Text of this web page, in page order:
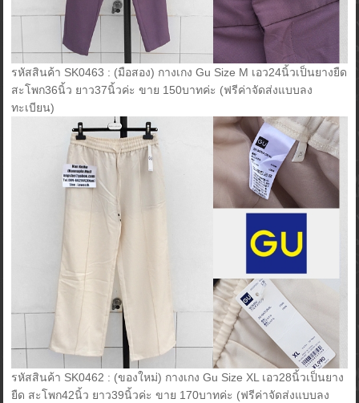
รหัสสินค้า SK0463 : (มือสอง) กางเกง Gu Size M เอว24นิ้วเป็นยางยืด
สะโพก36นิ้ว ยาว37นิ้วค่ะ ขาย 150บาทค่ะ (ฟรีค่าจัดส่งแบบลง
ทะเบียน)
รหัสสินค้า SK0462 : (ของใหม่) กางเกง Gu Size XL เอว28นิ้วเป็นยาง
ยืด สะโพก42นิ้ว ยาว39นิ้วค่ะ ขาย 170บาทค่ะ (ฟรีค่าจัดส่งแบบลง